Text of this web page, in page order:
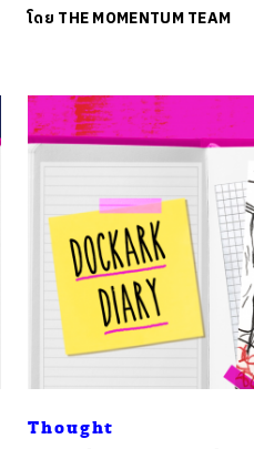
โดย THE MOMENTUM TEAM
Thought